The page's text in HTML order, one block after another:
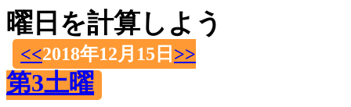
曜日を計算しよう
<<2018年12月15日 >>
第3土曜